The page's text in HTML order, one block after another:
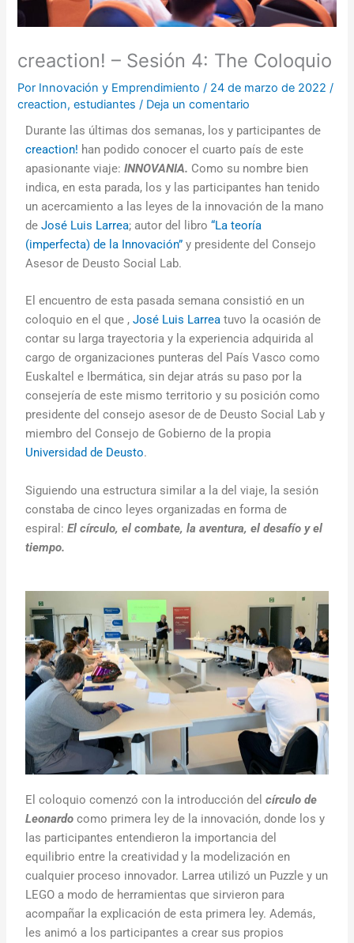
creaction! – Sesión 4: The Coloquio
Por Innovación y Emprendimiento/ 24 de marzo de 2022/
creaction,estudiantes / Deja un comentario
Durante las últimas dos semanas, los y participantes de
creaction! han podido conocer el cuarto país de este
apasionante viaje:INNOVANIA. Como su nombre bien
indica, en esta parada, los y las participantes han tenido
un acercamiento a las leyes de la innovación de la mano
deJosé Luis Larrea; autor del libro “La teoría
(imperfecta) de la Innovación” y presidente del Consejo
Asesor de Deusto Social Lab.
El encuentro de esta pasada semana consistió en un
coloquio en el que ,José Luis Larrea tuvo la ocasión de
contar su larga trayectoria y la experiencia adquirida al
cargo de organizaciones punteras del País Vasco como
Euskaltel e Ibermática, sin dejar atrás su paso por la
consejería de este mismo territorio y su posición como
presidente del consejo asesor de de Deusto Social Lab y
miembro del Consejo de Gobierno de la propia
Universidad de Deusto.
Siguiendo una estructura similar a la del viaje, la sesión
constaba de cinco leyes organizadas en forma de
espiral:El círculo, el combate, la aventura, el desafío y el
tiempo.
El coloquio comenzó con la introducción delcírculo de
Leonardo como primera ley de la innovación, donde los y
las participantes entendieron la importancia del
equilibrio entre la creatividad y la modelización en
cualquier proceso innovador. Larrea utilizó un Puzzle y un
LEGO a modo de herramientas que sirvieron para
acompañar la explicación de esta primera ley. Además,
les animó a los participantes a crear sus propios